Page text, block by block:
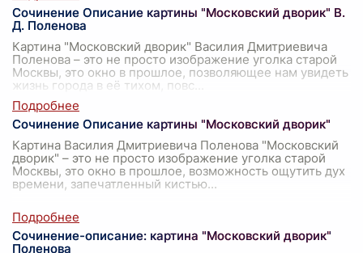
Сочинение Описание картины "Московский дворик" В.
Д. Поленова
Картина "Московский дворик" Василия Дмитриевича
Поленова – это не просто изображение уголка старой
Москвы, это окно в прошлое, позволяющее нам увидеть
жизнь города в её тихом, повс
Сочинение Описание картины "Московский дворик"
Картина Василия Дмитриевича Поленова "Московский
дворик" – это не просто изображение уголка старой
Москвы, это окно в прошлое, возможность ощутить дух
времени, запечатленный кистью...
Сочинение-описание: картина "Московский дворик"
Поленова